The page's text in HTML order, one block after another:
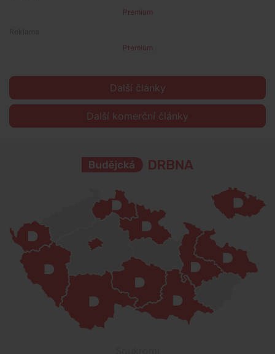
Premium
Premium
Další články
Další komerční články